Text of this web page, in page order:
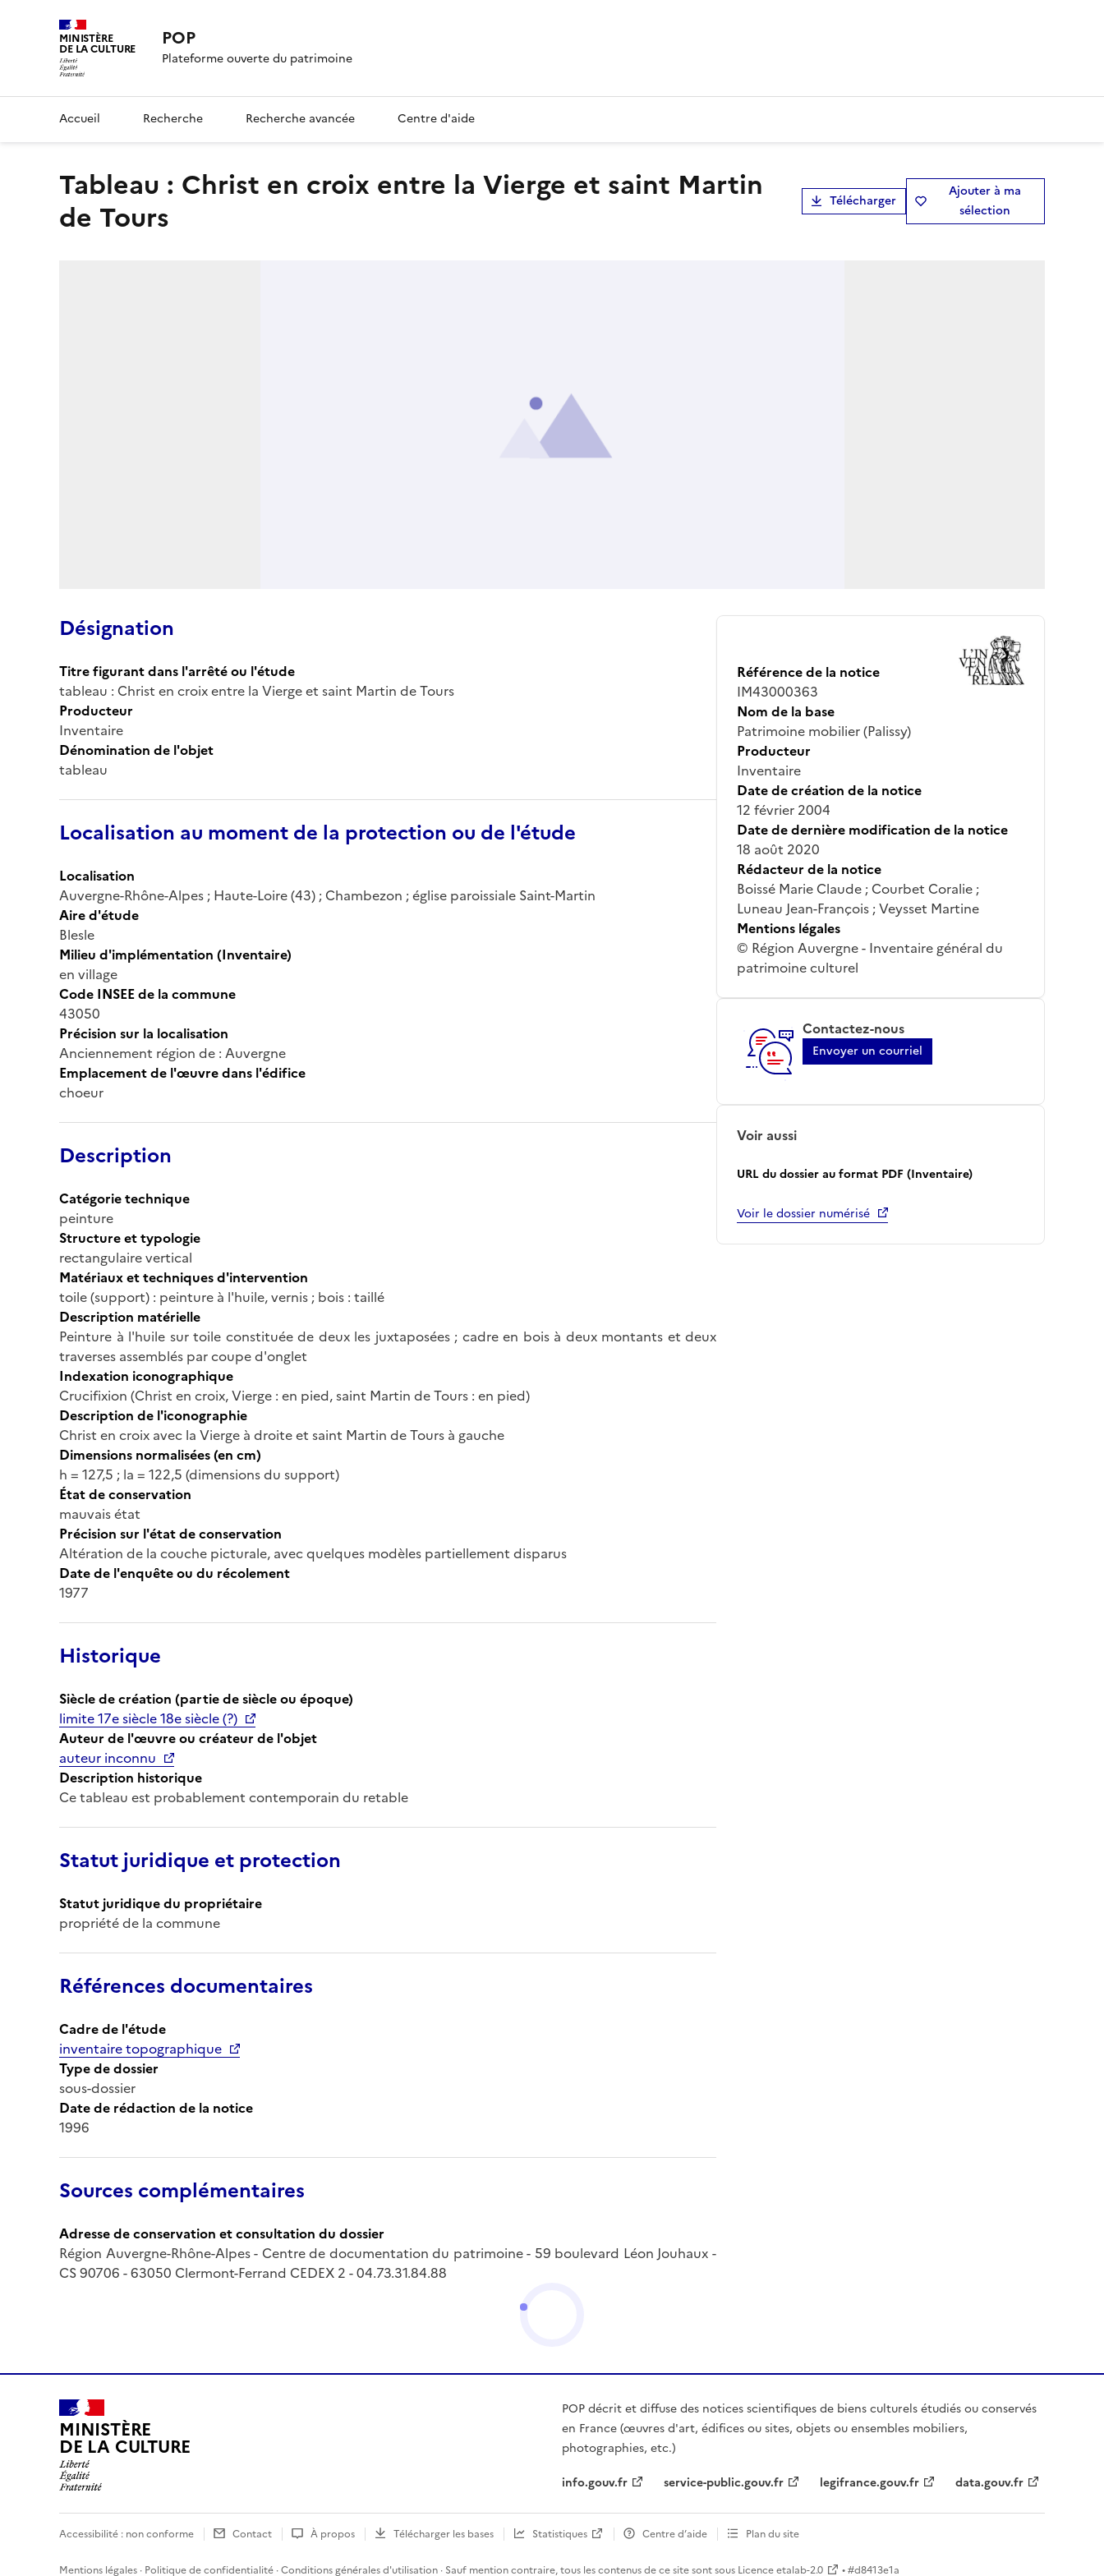
MINISTÈRE
DE LA CULTURE POP
Plateforme ouverte du patrimoine
Accueil Recherche Recherche avancée Centre d'aide
tableau : Christ en croix entre la Vierge et saint Martin
de Tours
Télécharger
Ajouter à ma
sélection
Désignation
Titre figurant dans l'arrêté ou l'étude
tableau : Christ en croix entre la Vierge et saint Martin de Tours
Producteur
Inventaire
Dénomination de l'objet
tableau
Localisation au moment de la protection ou de l'étude
Localisation
Auvergne-Rhône-Alpes ; Haute-Loire (43) ; Chambezon ; église paroissiale Saint-Martin
Aire d'étude
Blesle
Milieu d'implémentation (Inventaire)
en village
Code INSEE de la commune
43050
Précision sur la localisation
Anciennement région de : Auvergne
Emplacement de l'œuvre dans l'édifice
choeur
Description
Catégorie technique
peinture
Structure et typologie
rectangulaire vertical
Matériaux et techniques d'intervention
toile (support) : peinture à l'huile, vernis ; bois : taillé
Description matérielle
Peinture à l'huile sur toile constituée de deux les juxtaposées ; cadre en bois à deux montants et deux
traverses assemblés par coupe d'onglet
Indexation iconographique
Crucifixion (Christ en croix, Vierge : en pied, saint Martin de Tours : en pied)
Description de l'iconographie
Christ en croix avec la Vierge à droite et saint Martin de Tours à gauche
Dimensions normalisées (en cm)
h = 127,5 ; la = 122,5 (dimensions du support)
État de conservation
mauvais état
Précision sur l'état de conservation
Altération de la couche picturale, avec quelques modèles partiellement disparus
Date de l'enquête ou du récolement
1977
Historique
Siècle de création (partie de siècle ou époque)
limite 17e siècle 18e siècle (?)
Auteur de l'œuvre ou créateur de l'objet
auteur inconnu
Description historique
Ce tableau est probablement contemporain du retable
Statut juridique et protection
Statut juridique du propriétaire
propriété de la commune
Références documentaires
Cadre de l'étude
inventaire topographique
Type de dossier
sous-dossier
Date de rédaction de la notice
1996
Sources complémentaires
Adresse de conservation et consultation du dossier
Région Auvergne-Rhône-Alpes - Centre de documentation du patrimoine - 59 boulevard Léon Jouhaux -
CS 90706 - 63050 Clermont-Ferrand CEDEX 2 - 04.73.31.84.88
Référence de la notice
IM43000363
Nom de la base
Patrimoine mobilier (Palissy)
Producteur
Inventaire
Date de création de la notice
12 février 2004
Date de dernière modification de la notice
18 août 2020
Rédacteur de la notice
Boissé Marie Claude ; Courbet Coralie ;
Luneau Jean-François ; Veysset Martine
Mentions légales
© Région Auvergne - Inventaire général du
patrimoine culturel
Contactez-nous
Envoyer un courriel
Voir aussi
URL du dossier au format PDF (Inventaire)
Voir le dossier numérisé
MINISTÈRE
DE LA CULTURE
POP décrit et diffuse des notices scientifiques de biens culturels étudiés ou conservés
en France (œuvres d'art, édifices ou sites, objets ou ensembles mobiliers,
photographies, etc.)
info.gouv.fr
service-public.gouv.fr legifrance.gouv.fr data.gouv.fr
Accessibilité : non conforme Contact À propos Télécharger les bases Statistiques Centre d’aide Plan du site
Mentions légales · Politique de confidentialité ·Conditions générales d'utilisation · Sauf mention contraire, tous les contenus de ce site sont sous Licence etalab-2.0 • #d8413e1a